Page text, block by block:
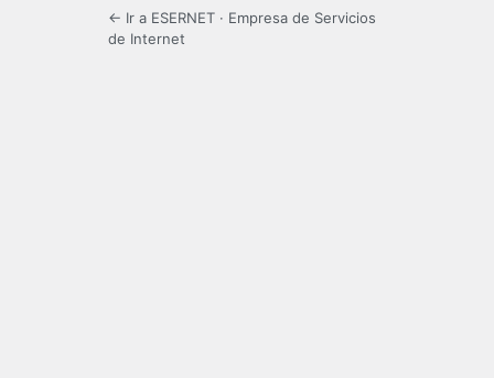
← Ir a ESERNET · Empresa de Servicios
de Internet